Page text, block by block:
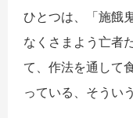
ひとつは、「施餓
なくさまよう亡者
て、作法を通して
っている、そうい